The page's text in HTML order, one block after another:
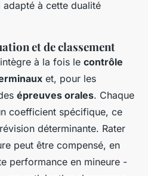
adapté à cette dualité
et de classement
à la fois le contrôle
et, pour les
épreuves orales. Chaque
coefficient spécifique, ce
déterminante. Rater
peut être compensé, en
performance en mineure -